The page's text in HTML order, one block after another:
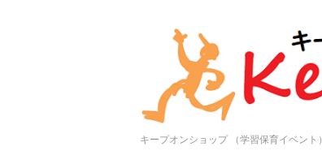
キープオンショップ （学習保育イベント）